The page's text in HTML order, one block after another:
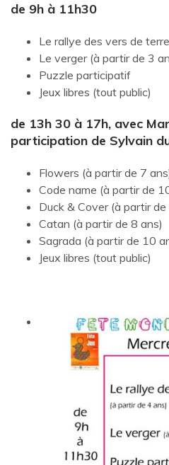
de 9h à 11h30
Le rallye des vers de
Le verger (à partir de 3
Puzzle participatif
Jeux libres (tout public)
de 13h 30 à 17h, avec
participation de Sylvain
Flowers (à partir de 7
Code name (à partir de
Duck & Cover (à partir de
Catan (à partir de 8 ans)
Sagrada (à partir de 10
Jeux libres (tout public)